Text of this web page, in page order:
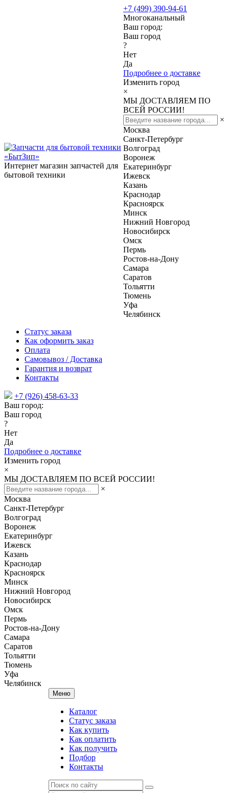
Интернет магазин запчастей для
бытовой техники
+7 (499) 390-94-61
Многоканальный
Ваш город:
Ваш город
?
Нет
Да
Подробнее о доставке
Изменить город
×
МЫ ДОСТАВЛЯЕМ ПО
ВСЕЙ РОССИИ!
×
Москва
Санкт-Петербург
Волгоград
Воронеж
Екатеринбург
Ижевск
Казань
Краснодар
Красноярск
Минск
Нижний Новгород
Новосибирск
Омск
Пермь
Ростов-на-Дону
Самара
Саратов
Тольятти
Тюмень
Уфа
Челябинск
Статус заказа
Как оформить заказ
Оплата
Самовывоз / Доставка
Гарантия и возврат
Контакты
+7 (926) 458-63-33
Ваш город:
Ваш город
?
Нет
Да
Подробнее о доставке
Изменить город
×
МЫ ДОСТАВЛЯЕМ ПО ВСЕЙ РОССИИ!
×
Москва
Санкт-Петербург
Волгоград
Воронеж
Екатеринбург
Ижевск
Казань
Краснодар
Красноярск
Минск
Нижний Новгород
Новосибирск
Омск
Пермь
Ростов-на-Дону
Самара
Саратов
Тольятти
Тюмень
Уфа
Челябинск
Меню
Каталог
Статус заказа
Как купить
Как оплатить
Как получить
Подбор
Контакты